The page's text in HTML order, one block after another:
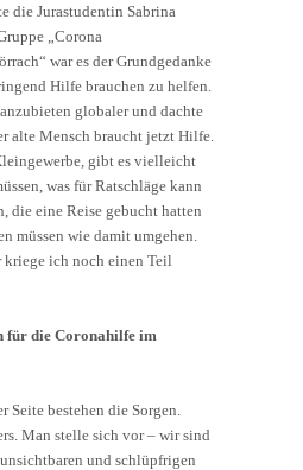
die Jurastudentin Sabrina
„Corona
war es der Grundgedanke
Hilfe brauchen zu helfen.
globaler und dachte
alte Mensch braucht jetzt Hilfe.
gibt es vielleicht
was für Ratschläge kann
die eine Reise gebucht hatten
müssen wie damit umgehen.
kriege ich noch einen Teil
für die Coronahilfe im
Seite bestehen die Sorgen.
Man stelle sich vor – wir sind
und schlüpfrigen